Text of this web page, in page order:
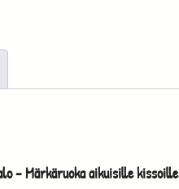
– Märkäruoka aikuisille kissoille